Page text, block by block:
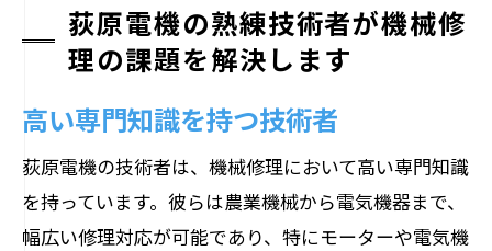
荻原電機の熟練技術者が機械修
理の課題を解決します
高い専門知識を持つ技術者
荻原電機の技術者は、機械修理において高い専門知識
を持っています。彼らは農業機械から電気機器まで、
幅広い修理対応が可能であり、特にモーターや電気機